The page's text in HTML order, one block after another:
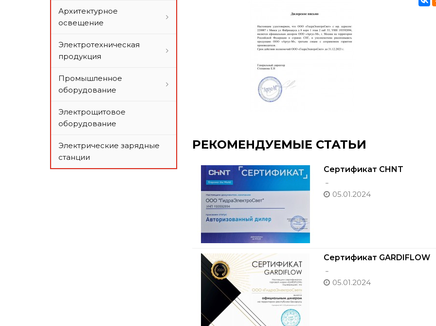
Архитектурное
освещение
Электротехническая
продукция
Промышленное
оборудование
Электрощитовое
оборудование
Электрические зарядные
станции
РЕКОМЕНДУЕМЫЕ СТАТЬИ
Сертификат CHNT
..
05.01.2024
Сертификат GARDIFLOW
..
05.01.2024